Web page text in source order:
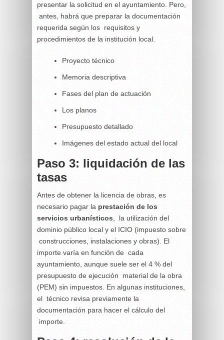
presentar la solicitud en el ayuntamiento. Pero,
antes, habrá que preparar la documentación
requerida según los requisitos y
procedimientos de la institución local.
Proyecto técnico
Memoria descriptiva
Fases del plan de actuación
Los planos
Presupuesto detallado
Imágenes del estado actual del local
Paso 3: liquidación de las
tasas
Antes de obtener la licencia de obras, es
necesario pagar la prestación de los
servicios urbanísticos , la utilización del
dominio público local y el ICIO (impuesto sobre
construcciones, instalaciones y obras). El
importe varía en función de cada
ayuntamiento, aunque suele ser el 4 % del
presupuesto de ejecución material de la obra
(PEM) sin impuestos. En algunas instituciones,
el técnico revisa previamente la
documentación para hacer el cálculo del
importe.